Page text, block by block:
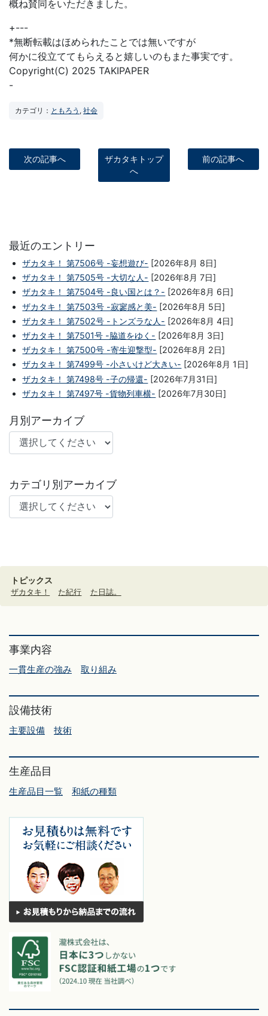
概ね賛同をいただきました。
+---
*無断転載はほめられたことでは無いですが
何かに役立ててもらえると嬉しいのもまた事実です。
Copyright(C) 2025 TAKIPAPER
-
カテゴリ： ともろう , 社会
次の記事へ
ザカタキトップ
へ
前の記事へ
最近のエントリー
ザカタキ！ 第7506号 -妄想遊び- [2026年8月 8日]
ザカタキ！ 第7505号 -大切な人- [2026年8月 7日]
ザカタキ！ 第7504号 -良い国とは？- [2026年8月 6日]
ザカタキ！ 第7503号 -寂寥感と美- [2026年8月 5日]
ザカタキ！ 第7502号 -トンズラな人- [2026年8月 4日]
ザカタキ！ 第7501号 -脇道をゆく- [2026年8月 3日]
ザカタキ！ 第7500号 -寄生迎撃型- [2026年8月 2日]
ザカタキ！ 第7499号 -小さいけど大きい- [2026年8月 1日]
ザカタキ！ 第7498号 -子の帰還- [2026年7月31日]
ザカタキ！ 第7497号 -貨物列車横- [2026年7月30日]
月別アーカイブ
カテゴリ別アーカイブ
トピックス
ザカタキ！ た紀行 た日誌。
事業内容
一貫生産の強み 取り組み
設備技術
主要設備 技術
生産品目
生産品目一覧 和紙の種類